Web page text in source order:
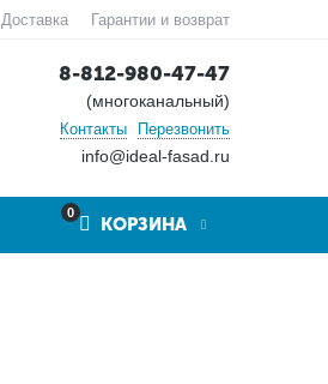
Доставка Гарантии и возврат
8-812-980-47-47
(многоканальный)
Контакты Перезвонить
info@ideal-fasad.ru
0
КОРЗИНА